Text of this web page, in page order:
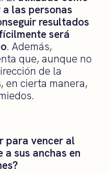
las personas
resultados
será
. Además,
que, aunque no
de la
en cierta manera,
para vencer al
a sus anchas en